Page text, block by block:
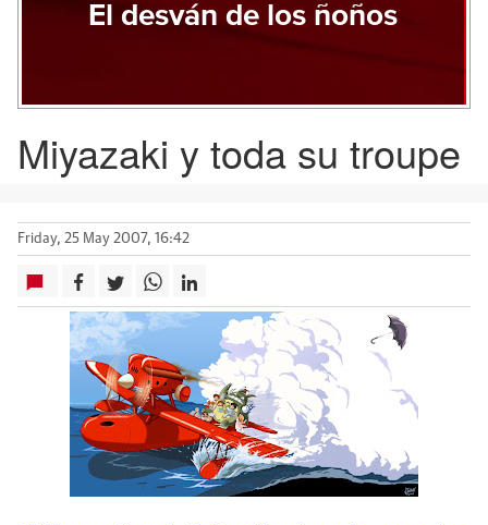
El desván de los ñoños
Miyazaki y toda su troupe
Friday, 25 May 2007, 16:42